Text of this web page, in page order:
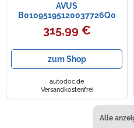
AVUS
B01095195120037726Q0
315,99 €
zum Shop
autodoc.de
Versandkostenfrei
Alle